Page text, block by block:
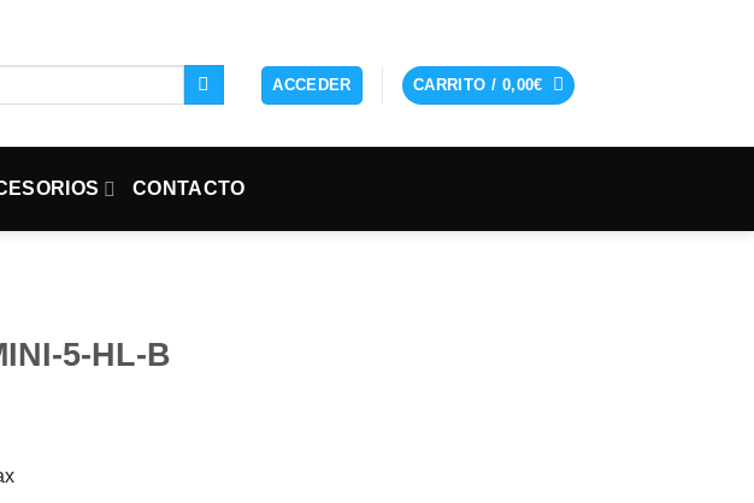
ACCEDER CARRITO / 0,00€
CONTACTO
5-HL-B